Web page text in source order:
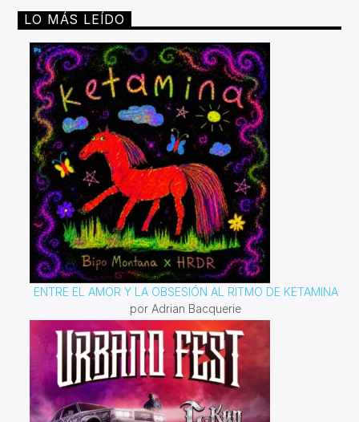
LO MÁS LEÍDO
ENTRE EL AMOR Y LA OBSESIÓN AL RITMO DE KETAMINA
por Adrian Bacquerie